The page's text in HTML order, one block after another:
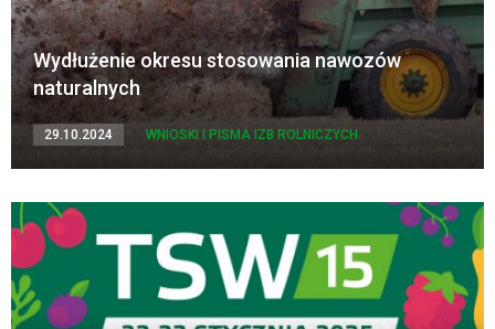
Wydłużenie okresu stosowania nawozów
naturalnych
29.10.2024 WNIOSKI I PISMA IZB ROLNICZYCH